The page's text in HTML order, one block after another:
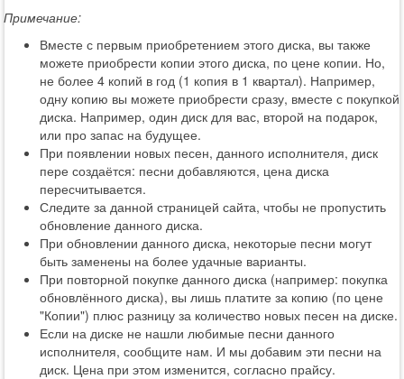
Примечание:
Вместе с первым приобретением этого диска, вы также
можете приобрести копии этого диска, по цене копии. Но,
не более 4 копий в год (1 копия в 1 квартал). Например,
одну копию вы можете приобрести сразу, вместе с покупкой
диска. Например, один диск для вас, второй на подарок,
или про запас на будущее.
При появлении новых песен, данного исполнителя, диск
пере создаётся: песни добавляются, цена диска
пересчитывается.
Следите за данной страницей сайта, чтобы не пропустить
обновление данного диска.
При обновлении данного диска, некоторые песни могут
быть заменены на более удачные варианты.
При повторной покупке данного диска (например: покупка
обновлённого диска), вы лишь платите за копию (по цене
"Копии") плюс разницу за количество новых песен на диске.
Если на диске не нашли любимые песни данного
исполнителя, сообщите нам. И мы добавим эти песни на
диск. Цена при этом изменится, согласно прайсу.